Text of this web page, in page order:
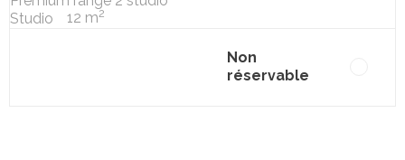
Studio
12 m2
Non
réservable